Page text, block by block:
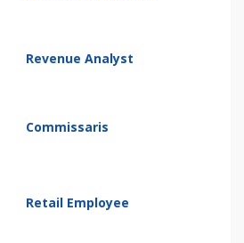
Revenue Analyst
Commissaris
Retail Employee